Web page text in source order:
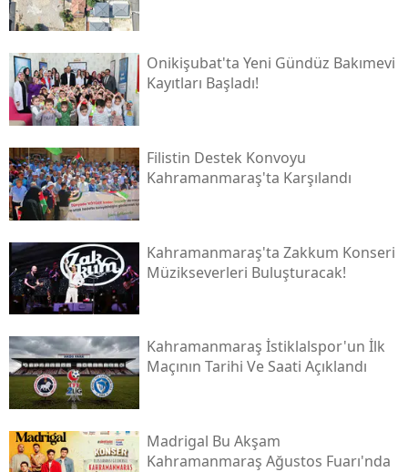
Onikişubat'ta Yeni Gündüz Bakımevi
Kayıtları Başladı!
Filistin Destek Konvoyu
Kahramanmaraş'ta Karşılandı
Kahramanmaraş'ta Zakkum Konseri
Müzikseverleri Buluşturacak!
Kahramanmaraş İstiklalspor'un İlk
Maçının Tarihi Ve Saati Açıklandı
Madrigal Bu Akşam
Kahramanmaraş Ağustos Fuarı'nda